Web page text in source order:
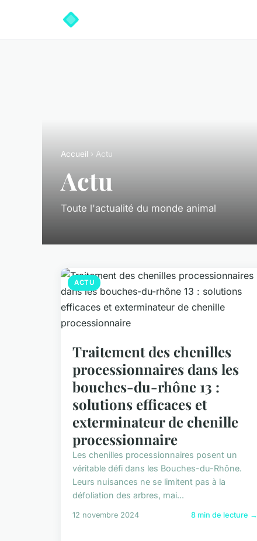
Accueil › Actu
Actu
Toute l'actualité du monde animal
ACTU
Traitement des chenilles
processionnaires dans les
bouches-du-rhône 13 :
solutions efficaces et
exterminateur de chenille
processionnaire
Les chenilles processionnaires posent un
véritable défi dans les Bouches-du-Rhône.
Leurs nuisances ne se limitent pas à la
défoliation des arbres, mai...
12 novembre 2024 8 min de lecture →